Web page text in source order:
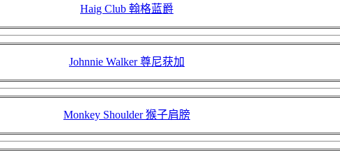
Haig Club 翰格蓝爵
Johnnie Walker 尊尼获加
Monkey Shoulder 猴子肩膀